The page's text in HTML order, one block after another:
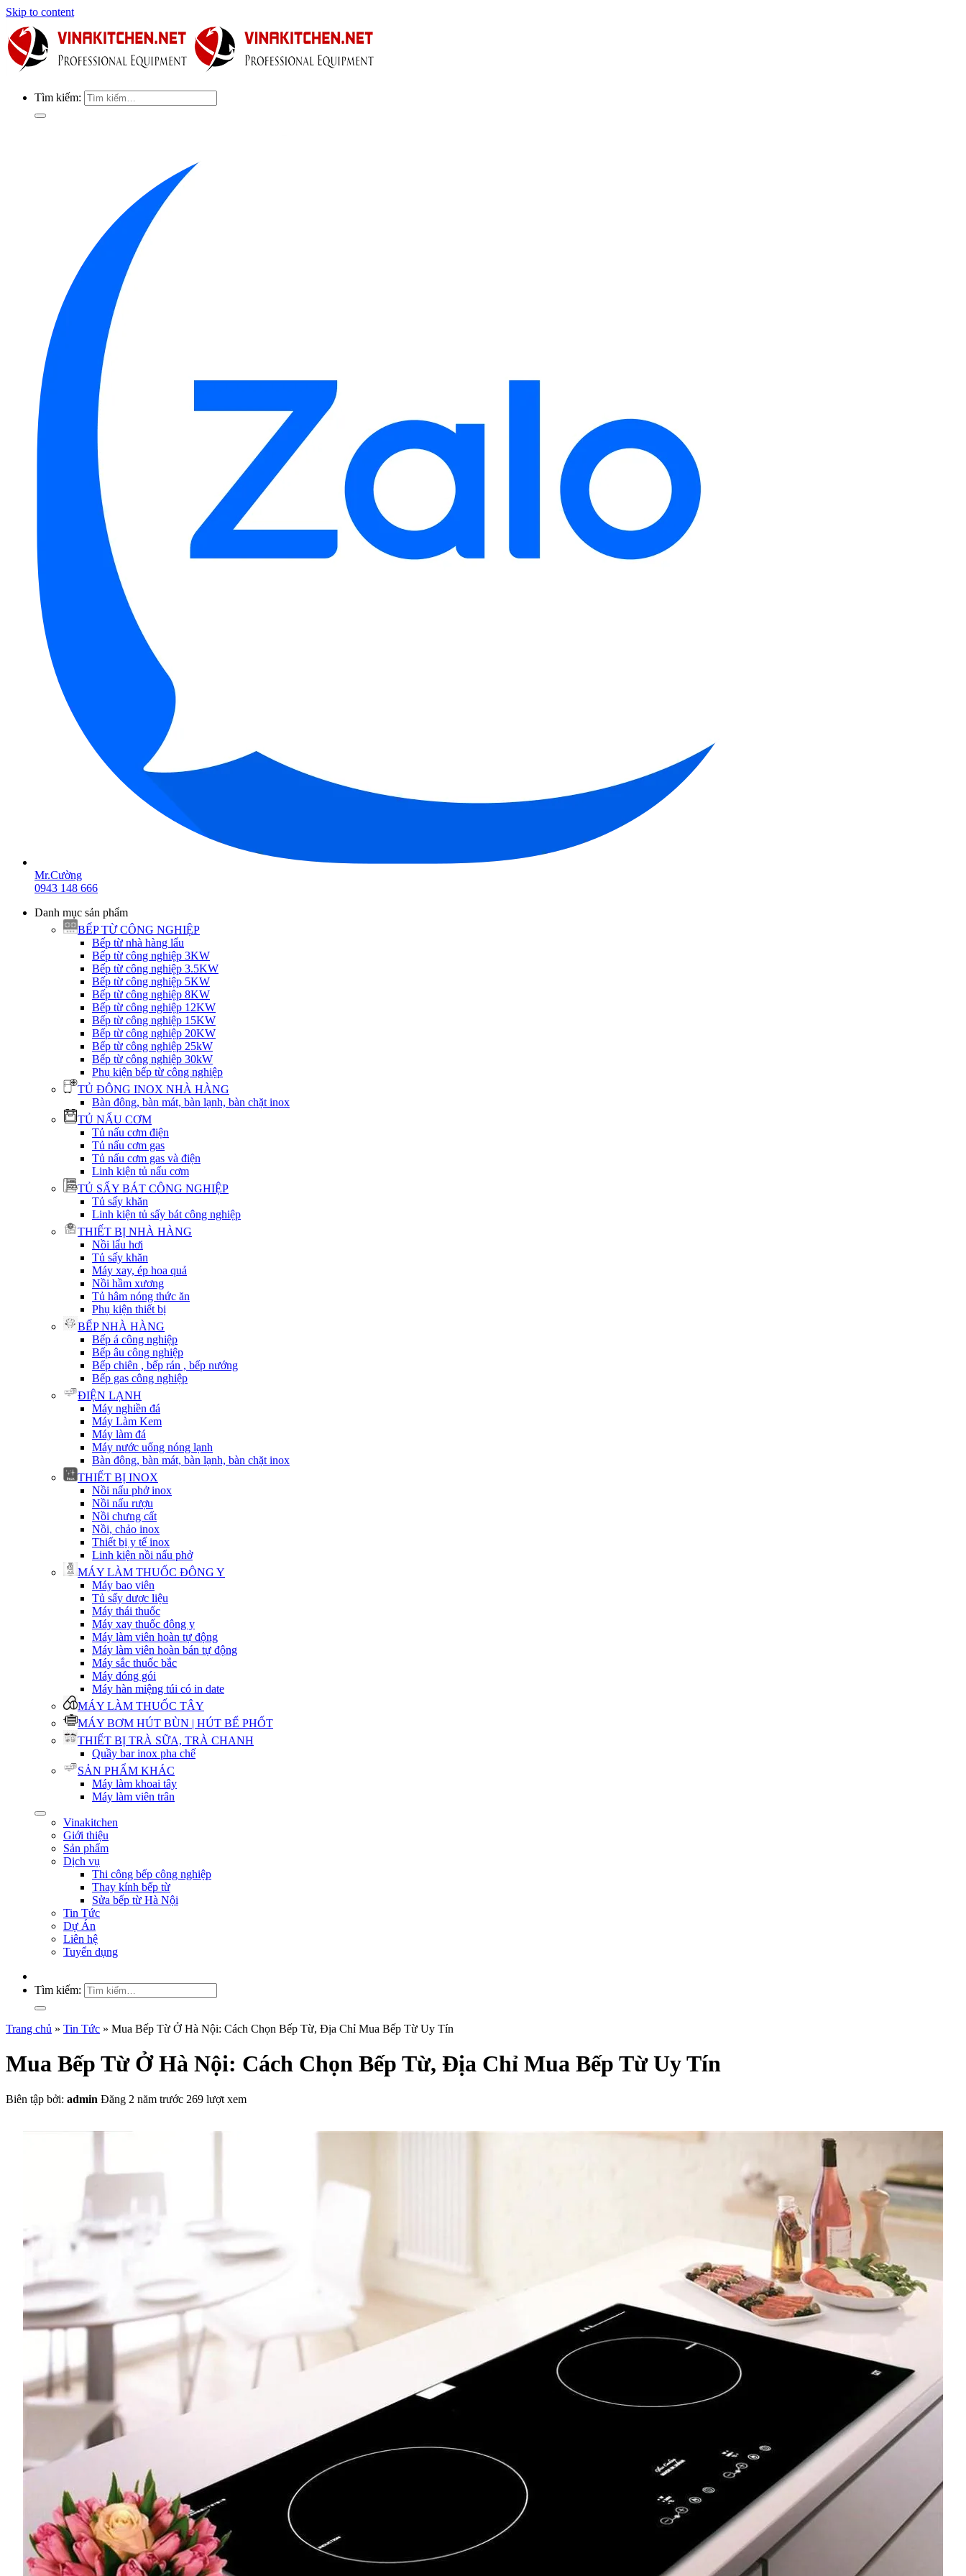
Skip to content
Tìm kiếm:
Mr.Cường
0943 148 666
Danh mục sản phẩm
BẾP TỪ CÔNG NGHIỆP
Bếp từ nhà hàng lẩu
Bếp từ công nghiệp 3KW
Bếp từ công nghiệp 3.5KW
Bếp từ công nghiệp 5KW
Bếp từ công nghiệp 8KW
Bếp từ công nghiệp 12KW
Bếp từ công nghiệp 15KW
Bếp từ công nghiệp 20KW
Bếp từ công nghiệp 25kW
Bếp từ công nghiệp 30kW
Phụ kiện bếp từ công nghiệp
TỦ ĐÔNG INOX NHÀ HÀNG
Bàn đông, bàn mát, bàn lạnh, bàn chặt inox
TỦ NẤU CƠM
Tủ nấu cơm điện
Tủ nấu cơm gas
Tủ nấu cơm gas và điện
Linh kiện tủ nấu cơm
TỦ SẤY BÁT CÔNG NGHIỆP
Tủ sấy khăn
Linh kiện tủ sấy bát công nghiệp
THIẾT BỊ NHÀ HÀNG
Nồi lẩu hơi
Tủ sấy khăn
Máy xay, ép hoa quả
Nồi hầm xương
Tủ hâm nóng thức ăn
Phụ kiện thiết bị
BẾP NHÀ HÀNG
Bếp á công nghiệp
Bếp âu công nghiệp
Bếp chiên , bếp rán , bếp nướng
Bếp gas công nghiệp
ĐIỆN LẠNH
Máy nghiền đá
Máy Làm Kem
Máy làm đá
Máy nước uống nóng lạnh
Bàn đông, bàn mát, bàn lạnh, bàn chặt inox
THIẾT BỊ INOX
Nồi nấu phở inox
Nồi nấu rượu
Nồi chưng cất
Nồi, chảo inox
Thiết bị y tế inox
Linh kiện nồi nấu phở
MÁY LÀM THUỐC ĐÔNG Y
Máy bao viên
Tủ sấy dược liệu
Máy thái thuốc
Máy xay thuốc đông y
Máy làm viên hoàn tự động
Máy làm viên hoàn bán tự động
Máy sắc thuốc bắc
Máy đóng gói
Máy hàn miệng túi có in date
MÁY LÀM THUỐC TÂY
MÁY BƠM HÚT BÙN | HÚT BỂ PHỐT
THIẾT BỊ TRÀ SỮA, TRÀ CHANH
Quầy bar inox pha chế
SẢN PHẨM KHÁC
Máy làm khoai tây
Máy làm viên trân
Vinakitchen
Giới thiệu
Sản phẩm
Dịch vụ
Thi công bếp công nghiệp
Thay kính bếp từ
Sửa bếp từ Hà Nội
Tin Tức
Dự Án
Liên hệ
Tuyển dụng
Tìm kiếm:
Trang chủ » Tin Tức » Mua Bếp Từ Ở Hà Nội: Cách Chọn Bếp Từ, Địa Chỉ Mua Bếp Từ Uy Tín
Mua Bếp Từ Ở Hà Nội: Cách Chọn Bếp Từ, Địa Chỉ Mua Bếp Từ Uy Tín
Biên tập bởi: admin Đăng 2 năm trước 269 lượt xem